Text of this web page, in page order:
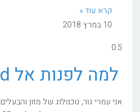
קרא עוד »
10 במרץ 2018
למה לפנות אל BioFood?